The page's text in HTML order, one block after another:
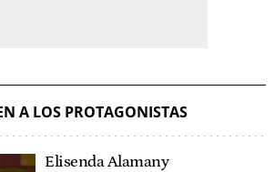
A LOS PROTAGONISTAS
Elisenda Alamany